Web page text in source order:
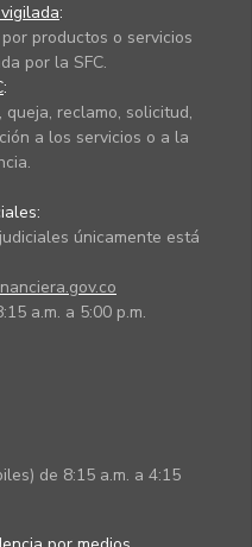
:
productos o servicios
por la SFC.
:
reclamo, solicitud,
a los servicios o a la
únicamente está
a.m. a 5:00 p.m.
de 8:15 a.m. a 4:15